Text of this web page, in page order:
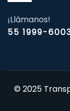
¡Llámanos!
55 1999-
© 2025